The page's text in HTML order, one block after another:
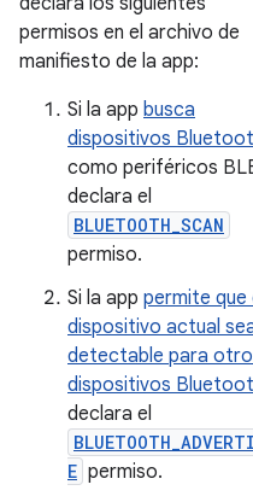
permisos en el archivo de
manifiesto de la app:
Si la app busca
dispositivos
como periféricos
declara el
BLUETOOTH_SCAN
permiso.
Si la app permite que
dispositivo actual
detectable para
dispositivos
declara el
E permiso.